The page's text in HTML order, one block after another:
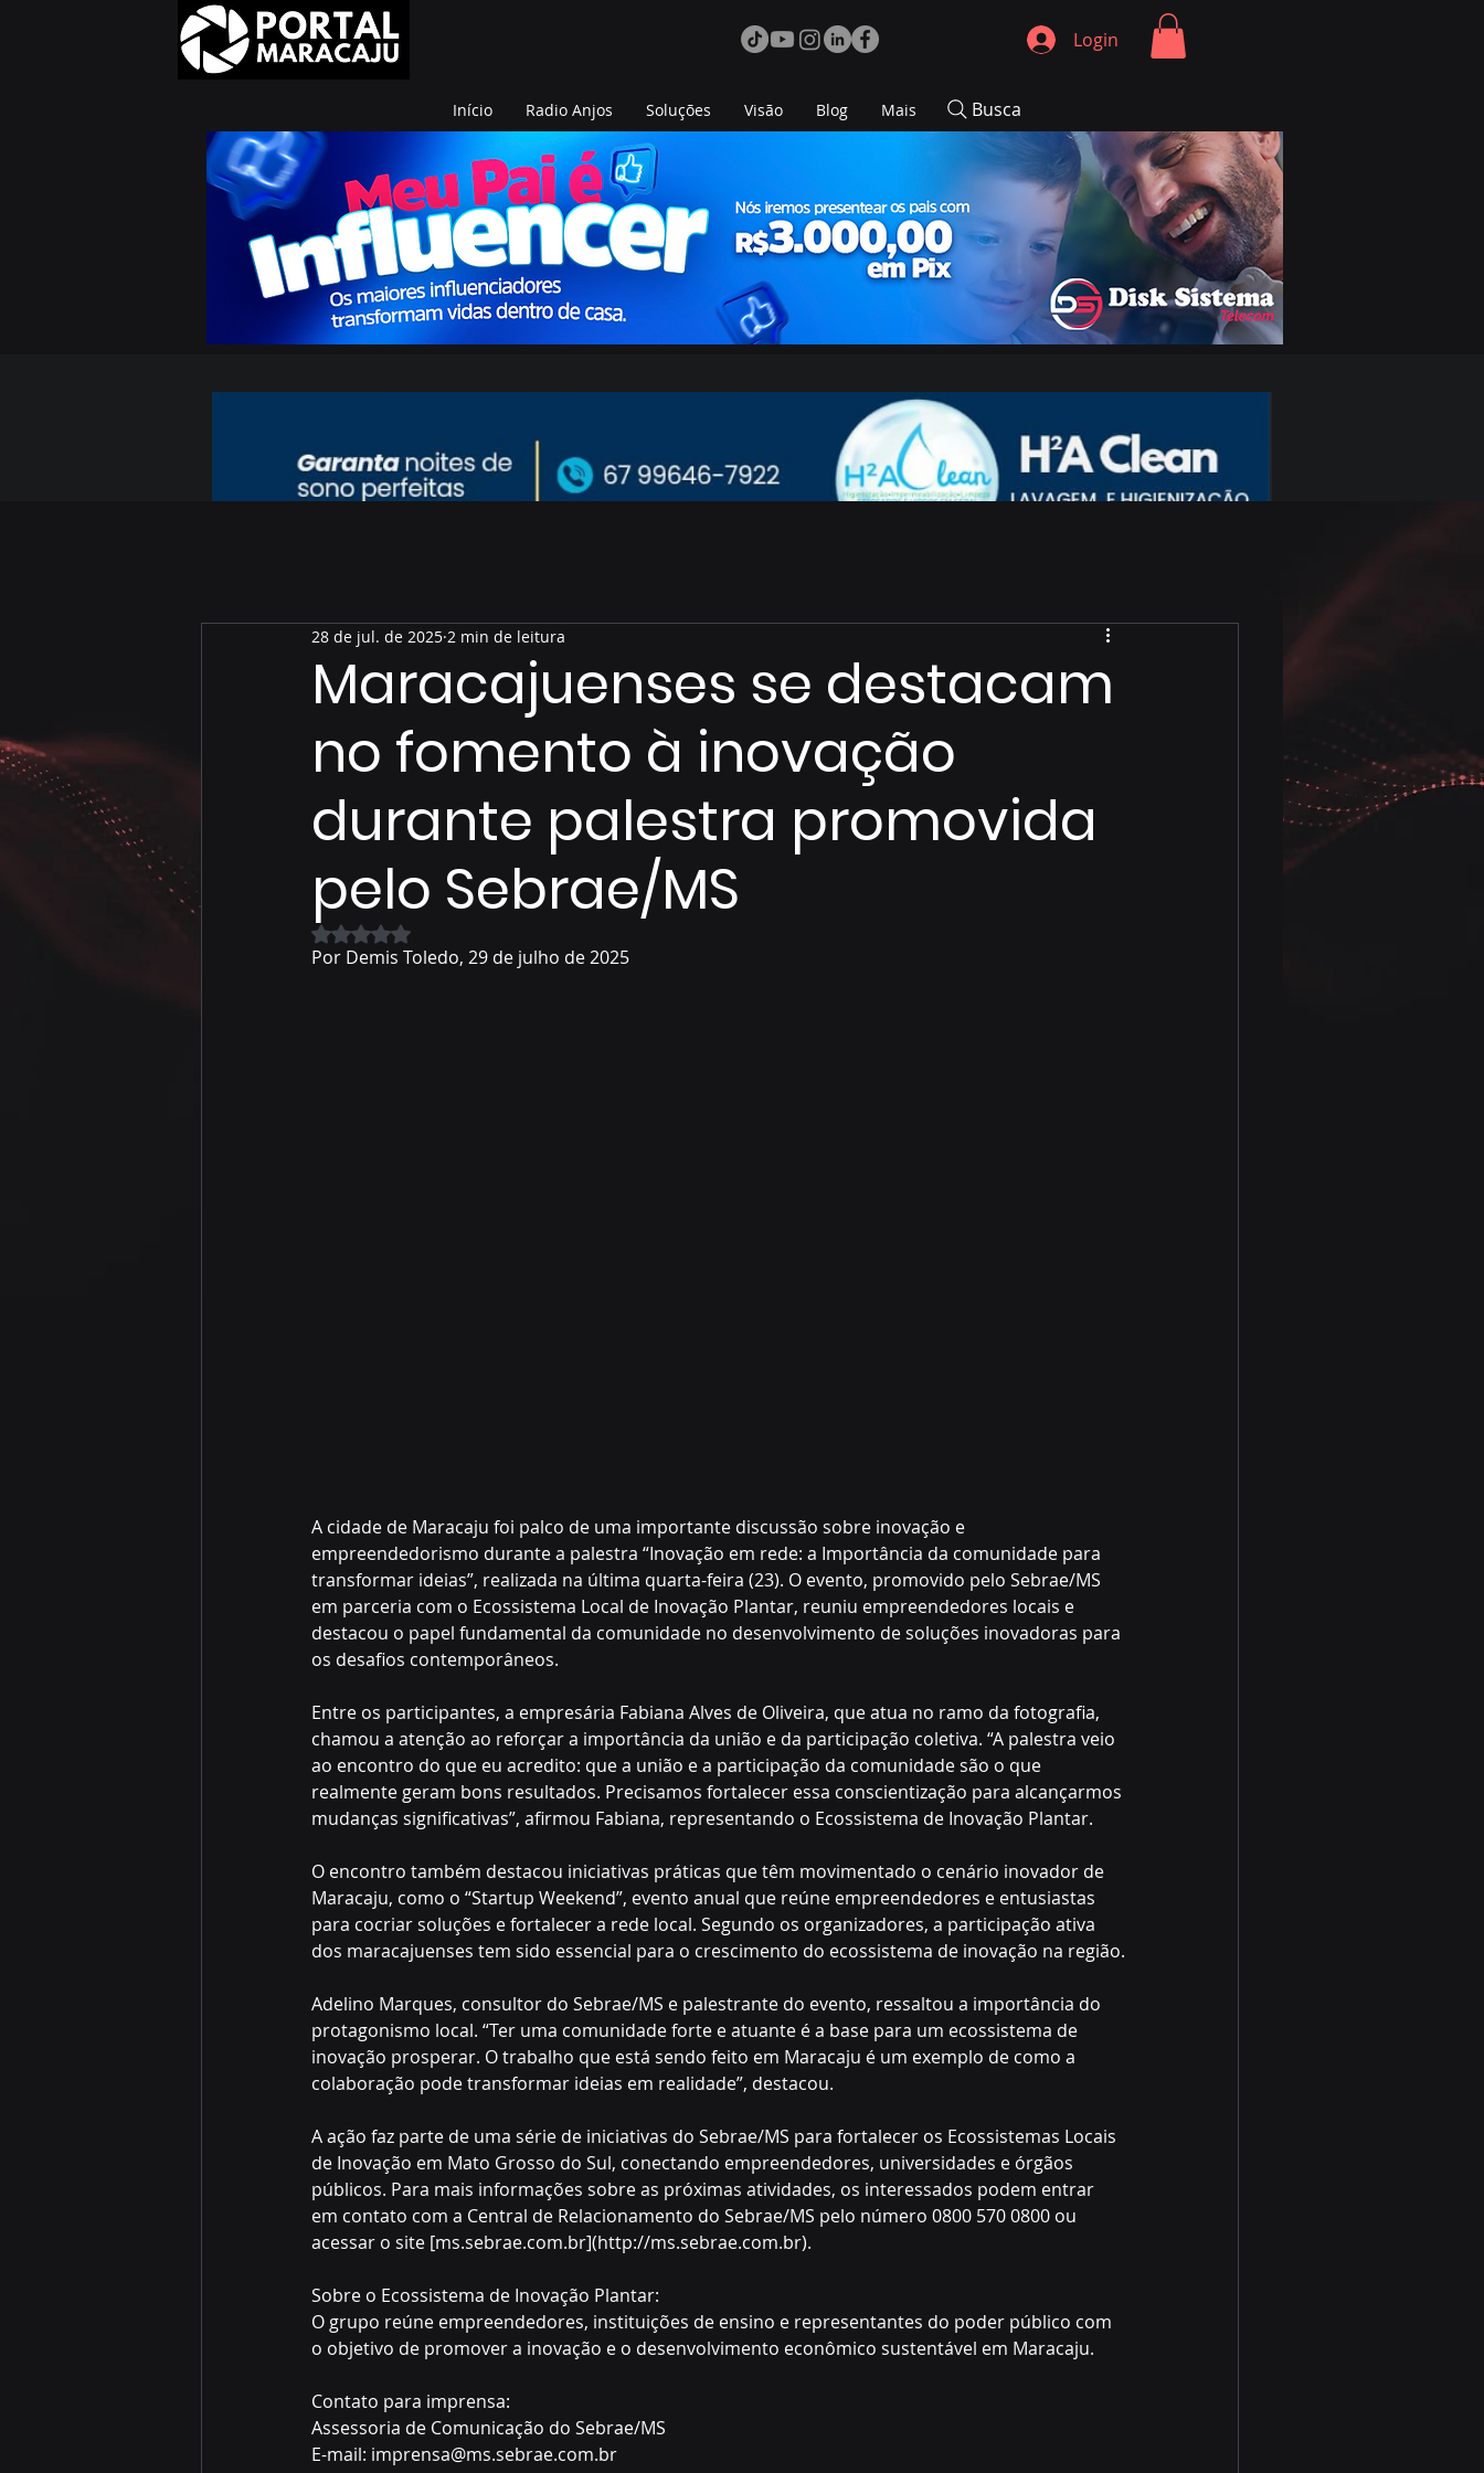
Login
Início Radio Anjos Soluções Visão Blog Mais Busca
Maracajuenses se destacam
no fomento à inovação
durante palestra promovida
pelo Sebrae/MS
28 de jul. de 2025 2 min de leitura
Avaliado com NaN de 5 estrelas.
Por Demis Toledo, 29 de julho de 2025
A cidade de Maracaju foi palco de uma importante discussão sobre inovação e
empreendedorismo durante a palestra “Inovação em rede: a Importância da comunidade para
transformar ideias”, realizada na última quarta-feira (23). O evento, promovido pelo Sebrae/MS
em parceria com o Ecossistema Local de Inovação Plantar, reuniu empreendedores locais e
destacou o papel fundamental da comunidade no desenvolvimento de soluções inovadoras para
os desafios contemporâneos.
Entre os participantes, a empresária Fabiana Alves de Oliveira, que atua no ramo da fotografia,
chamou a atenção ao reforçar a importância da união e da participação coletiva. “A palestra veio
ao encontro do que eu acredito: que a união e a participação da comunidade são o que
realmente geram bons resultados. Precisamos fortalecer essa conscientização para alcançarmos
mudanças significativas”, afirmou Fabiana, representando o Ecossistema de Inovação Plantar.
O encontro também destacou iniciativas práticas que têm movimentado o cenário inovador de
Maracaju, como o “Startup Weekend”, evento anual que reúne empreendedores e entusiastas
para cocriar soluções e fortalecer a rede local. Segundo os organizadores, a participação ativa
dos maracajuenses tem sido essencial para o crescimento do ecossistema de inovação na região.
Adelino Marques, consultor do Sebrae/MS e palestrante do evento, ressaltou a importância do
protagonismo local. “Ter uma comunidade forte e atuante é a base para um ecossistema de
inovação prosperar. O trabalho que está sendo feito em Maracaju é um exemplo de como a
colaboração pode transformar ideias em realidade”, destacou.
A ação faz parte de uma série de iniciativas do Sebrae/MS para fortalecer os Ecossistemas Locais
de Inovação em Mato Grosso do Sul, conectando empreendedores, universidades e órgãos
públicos. Para mais informações sobre as próximas atividades, os interessados podem entrar
em contato com a Central de Relacionamento do Sebrae/MS pelo número 0800 570 0800 ou
acessar o site [ms.sebrae.com.br](http://ms.sebrae.com.br).
Sobre o Ecossistema de Inovação Plantar:
O grupo reúne empreendedores, instituições de ensino e representantes do poder público com
o objetivo de promover a inovação e o desenvolvimento econômico sustentável em Maracaju.
Contato para imprensa:
Assessoria de Comunicação do Sebrae/MS
E-mail: imprensa@ms.sebrae.com.br